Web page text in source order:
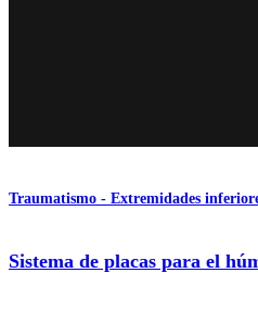
Traumatismo - Extremidades
Sistema de placas para el